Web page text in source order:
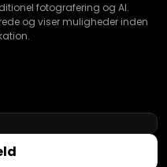
fotografering og AI.
og viser muligheder inden